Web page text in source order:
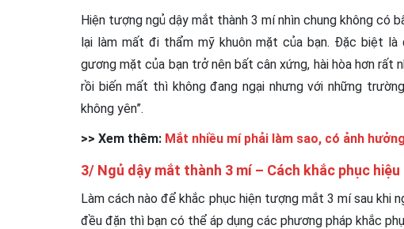
Hiện tượng ngủ dậy mắt thành 3 mí nhìn chung không có
lại làm mất đi thẩm mỹ khuôn mặt của bạn. Đặc biệt
gương mặt của bạn trở nên bất cân xứng, hài hòa hơn rất
rồi biến mất thì không đang ngại nhưng với những
không yên”.
>> Xem thêm: Mắt nhiều mí phải làm sao, có ảnh
3/ Ngủ dậy mắt thành 3 mí – Cách khắc phục
Làm cách nào để khắc phục hiện tượng mắt 3 mí sau
đều đặn thì bạn có thể áp dụng các phương pháp khắc